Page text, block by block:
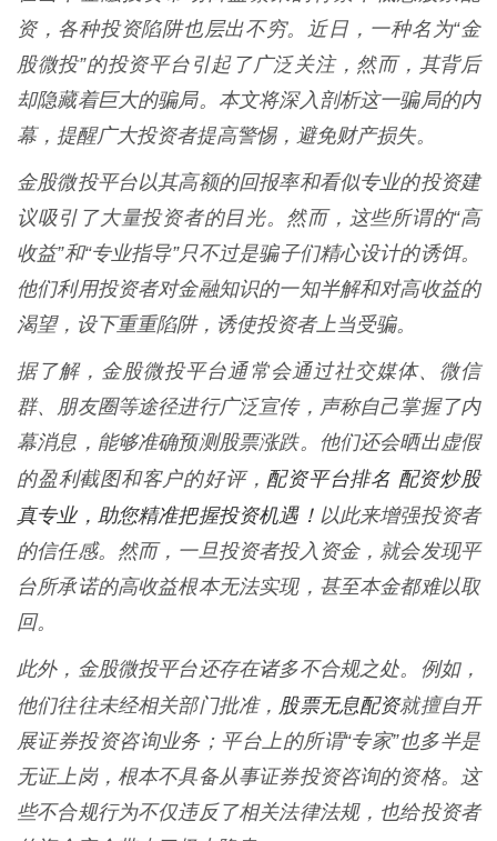
资，各种投资陷阱也层出不穷。近日，一种名为“金
股微投”的投资平台引起了广泛关注，然而，其背后
却隐藏着巨大的骗局。本文将深入剖析这一骗局的内
幕，提醒广大投资者提高警惕，避免财产损失。
金股微投平台以其高额的回报率和看似专业的投资建
议吸引了大量投资者的目光。然而，这些所谓的“高
收益”和“专业指导”只不过是骗子们精心设计的诱饵。
他们利用投资者对金融知识的一知半解和对高收益的
渴望，设下重重陷阱，诱使投资者上当受骗。
据了解，金股微投平台通常会通过社交媒体、微信
群、朋友圈等途径进行广泛宣传，声称自己掌握了内
幕消息，能够准确预测股票涨跌。他们还会晒出虚假
的盈利截图和客户的好评， 配资平台排名 配资炒股
真专业，助您精准把握投资机遇！ 以此来增强投资者
的信任感。然而，一旦投资者投入资金，就会发现平
台所承诺的高收益根本无法实现，甚至本金都难以取
回。
此外，金股微投平台还存在诸多不合规之处。例如，
他们往往未经相关部门批准， 股票无息配资就擅自开
展证券投资咨询业务；平台上的所谓“专家”也多半是
无证上岗，根本不具备从事证券投资咨询的资格。这
些不合规行为不仅违反了相关法律法规，也给投资者